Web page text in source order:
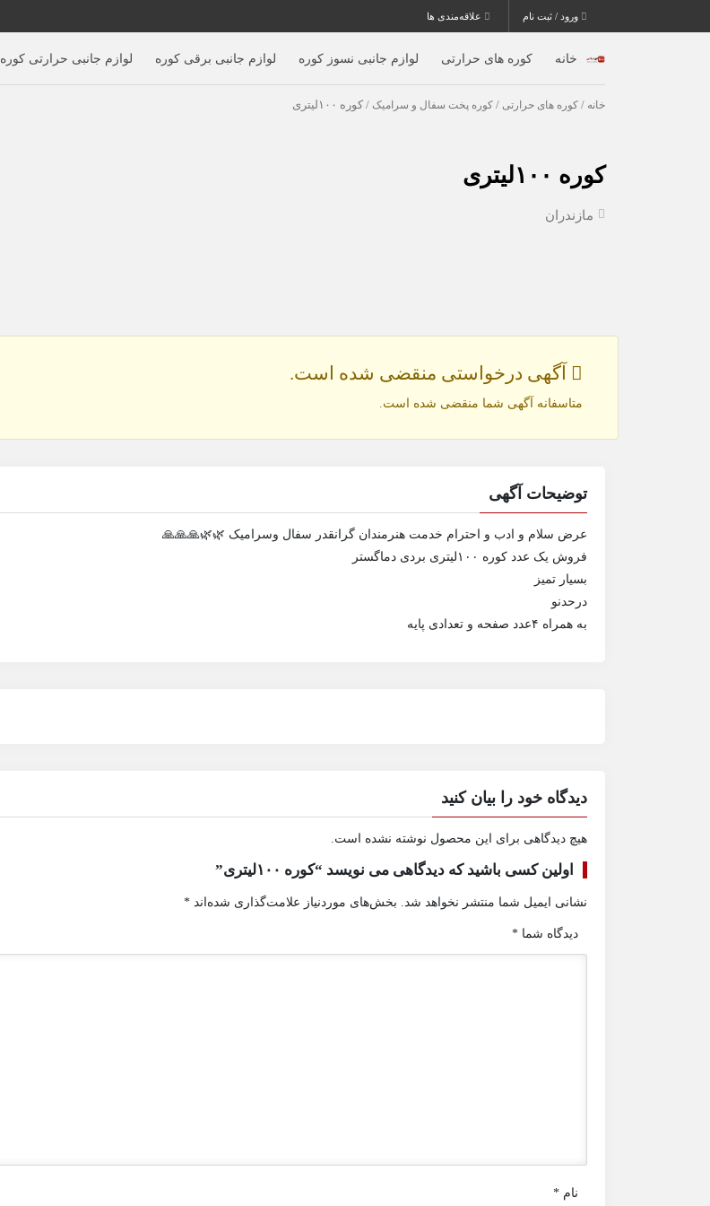
ورود / ثبت نام علاقه‌مندی ها
خانه کوره های حرارتی لوازم جانبی نسوز کوره لوازم جانبی برقی کوره لوازم جانبی حرارتی کوره
خانه / کوره های حرارتی / کوره پخت سفال و سرامیک / کوره ۱۰۰لیتری
کوره ۱۰۰لیتری
مازندران
آگهی درخواستی منقضی شده است.
متاسفانه آگهی شما منقضی شده است.
توضیحات آگهی
عرض سلام و ادب و احترام خدمت هنرمندان گرانقدر سفال وسرامیک 🌿🌿🙏🙏🙏
فروش یک عدد کوره ۱۰۰لیتری بردی دماگستر
بسیار تمیز
درحدنو
به همراه ۴عدد صفحه و تعدادی پایه
دیدگاه خود را بیان کنید
هیچ دیدگاهی برای این محصول نوشته نشده است.
اولین کسی باشید که دیدگاهی می نویسد “کوره ۱۰۰لیتری”
نشانی ایمیل شما منتشر نخواهد شد. بخش‌های موردنیاز علامت‌گذاری شده‌اند *
دیدگاه شما *
نام *